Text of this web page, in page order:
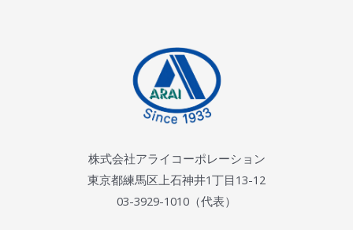
株式会社アライコーポレーション
東京都練馬区上石神井1丁目13-12
03-3929-1010（代表）